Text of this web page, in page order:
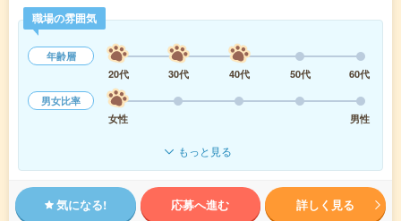
職場の雰囲気
年齢層
20代
30代 40代 50代
60代
男女比率
女性
男性
もっと見る
気になる! 応募へ進む 詳しく見る